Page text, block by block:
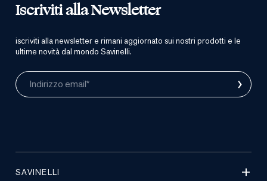
Iscriviti alla Newsletter
iscriviti alla newsletter e rimani aggiornato sui nostri prodotti e le
ultime novità dal mondo Savinelli.
Indirizzo email* ›
SAVINELLI